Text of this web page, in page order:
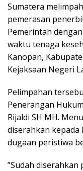
Sumatera
pemerasan
Pemerintah
waktu tenaga
Kanopan,
Kejaksaan Negeri
‎Pelimpahan
Penerangan
Rijaldi SH MH.
diserahkan
dugaan peristiwa
‎”Sudah diserahkan